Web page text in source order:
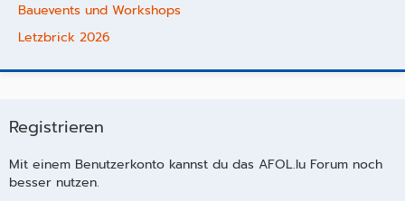
Bauevents und Workshops
Letzbrick 2026
Registrieren
Mit einem Benutzerkonto kannst du das AFOL.lu Forum noch
besser nutzen.